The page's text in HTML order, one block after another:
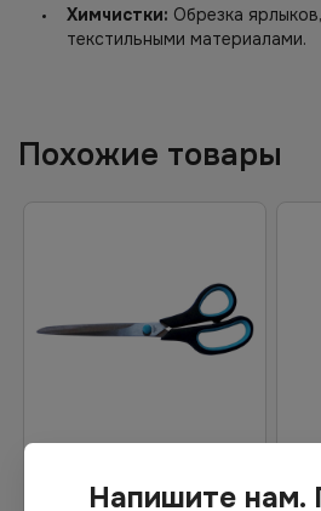
Химчистки: Обрезка
текстильными материалами.
Похожие товары
Напишите нам.